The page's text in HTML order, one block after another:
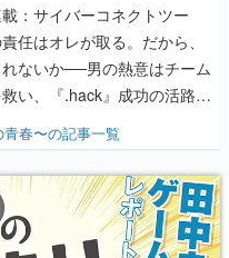
載：サイバーコネクトツー
任はオレが取る。だから、
ないか──男の熱意はチーム
い、『.hack』成功の活路を
快男児・松山 洋に流れる血は
』色だった【若ゲのいた
春〜の記事一覧